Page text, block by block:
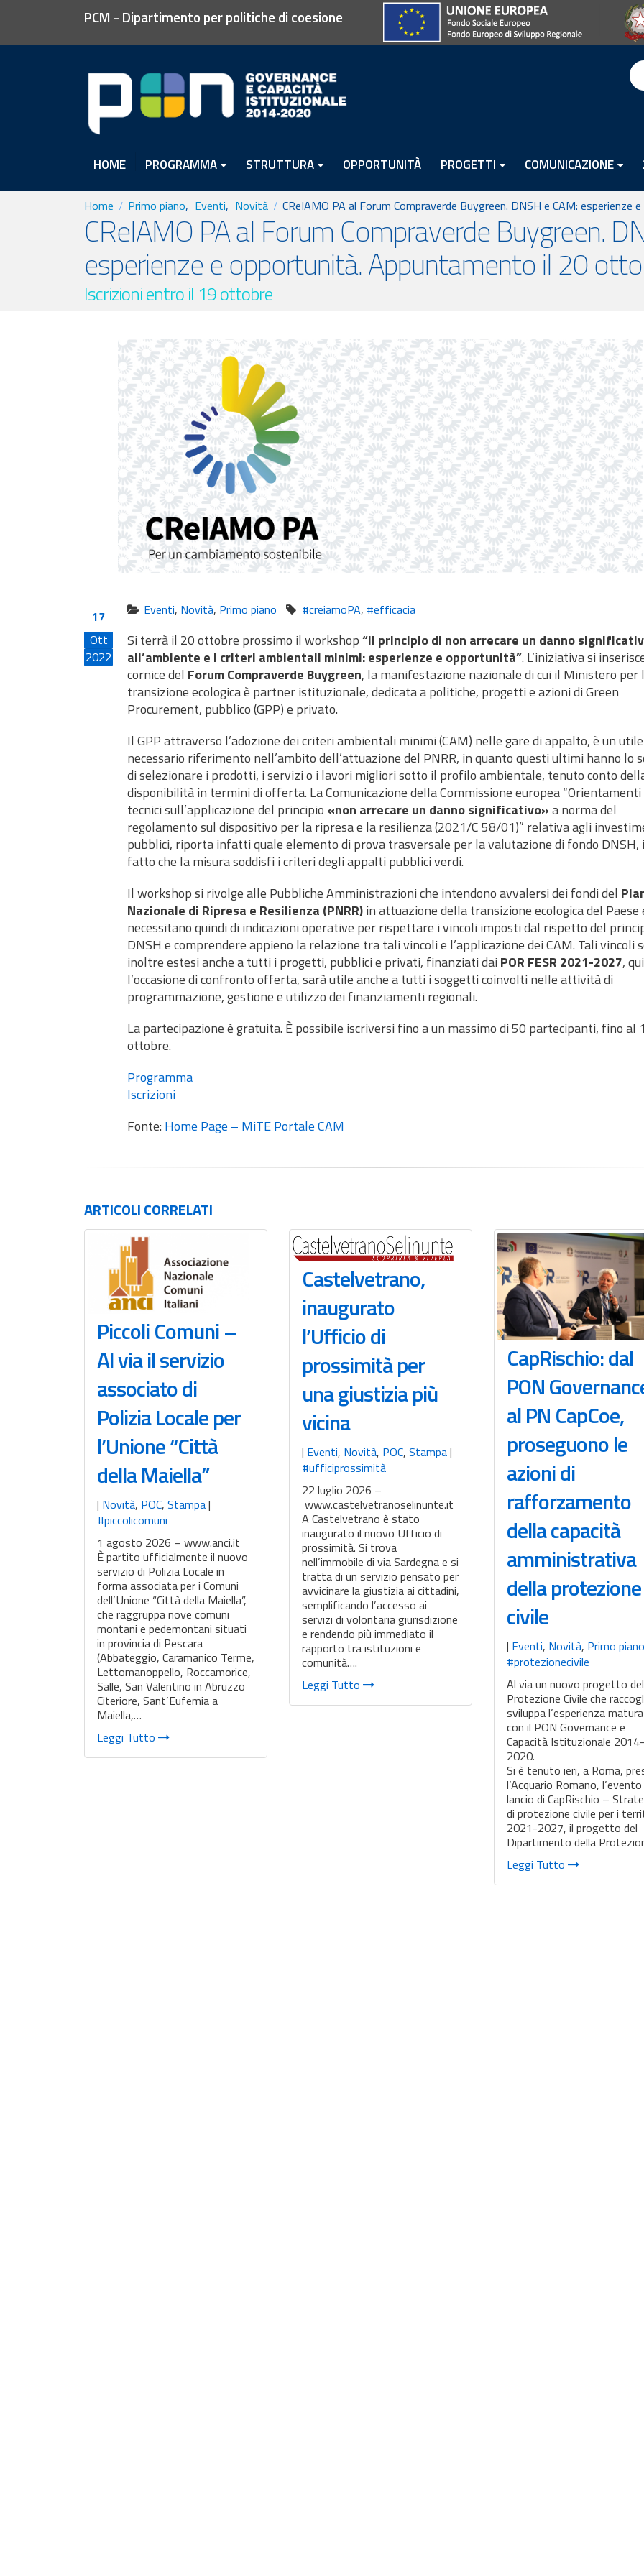
PCM - Dipartimento per politiche di coesione
HOME PROGRAMMA STRUTTURA OPPORTUNITÀ PROGETTI COMUNICAZIONE
Home Primo piano, Eventi, Novità CReIAMO PA al Forum Compraverde Buygreen. DNSH e CAM:
CReIAMO PA al Forum Compraverde Buygreen.
esperienze e opportunità. Appuntamento il 20
Iscrizioni entro il 19 ottobre
17
Ott
2022
Eventi, Novità, Primo piano #creiamoPA, #efficacia
Si terrà il 20 ottobre prossimo il workshop“Il principio di non arrecare un danno
all’ambiente e i criteri ambientali minimi: esperienze e opportunità”. L’iniziativa si
cornice del Forum Compraverde Buygreen, la manifestazione nazionale di cui il Ministero per
transizione ecologica è partner istituzionale, dedicata a politiche, progetti e azioni di Green
Procurement, pubblico (GPP) e privato.
Il GPP attraverso l’adozione dei criteri ambientali minimi (CAM) nelle gare di appalto, è un
necessario riferimento nell’ambito dell’attuazione del PNRR, in quanto questi ultimi hanno lo
di selezionare i prodotti, i servizi o i lavori migliori sotto il profilo ambientale, tenuto conto
disponibilità in termini di offerta. La Comunicazione della Commissione europea “Orientamenti
tecnici sull’applicazione del principio «non arrecare un danno significativo»a norma del
regolamento sul dispositivo per la ripresa e la resilienza (2021/C 58/01)” relativa agli
pubblici, riporta infatti quale elemento di prova trasversale per la valutazione di fondo DNSH,
fatto che la misura soddisfi i criteri degli appalti pubblici verdi.
Il workshop si rivolge alle Pubbliche Amministrazioni che intendono avvalersi dei fondi del
Nazionale di Ripresa e Resilienza (PNRR)in attuazione della transizione ecologica del Paese
necessitano quindi di indicazioni operative per rispettare i vincoli imposti dal rispetto del
DNSH e comprendere appieno la relazione tra tali vincoli e l’applicazione dei CAM. Tali vincoli
inoltre estesi anche a tutti i progetti, pubblici e privati, finanziati dai POR FESR 2021-2027,
l’occasione di confronto offerta, sarà utile anche a tutti i soggetti coinvolti nelle attività di
programmazione, gestione e utilizzo dei finanziamenti regionali.
La partecipazione è gratuita. È possibile iscriversi fino a un massimo di 50 partecipanti, fino al
ottobre.
Programma
Iscrizioni
Fonte: Home Page – MiTE Portale CAM
ARTICOLICORRELATI
Piccoli Comuni –
Al via il servizio
associato di
Polizia Locale per
l’Unione “Città
della Maiella”
| Novità, POC, Stampa|
#piccolicomuni
1 agosto 2026 – www.anci.it
È partito ufficialmente il nuovo
servizio di Polizia Locale in
forma associata per i Comuni
dell’Unione “Città della Maiella”,
che raggruppa nove comuni
montani e pedemontani situati
in provincia di Pescara
(Abbateggio, Caramanico Terme,
Lettomanoppello, Roccamorice,
Salle, San Valentino in Abruzzo
Citeriore, Sant’Eufemia a
Maiella,…
Leggi Tutto
Castelvetrano,
inaugurato
l’Ufficio di
prossimità per
una giustizia più
vicina
| Eventi, Novità, POC, Stampa|
#ufficiprossimità
22 luglio 2026 –
www.castelvetranoselinunte.it
A Castelvetrano è stato
inaugurato il nuovo Ufficio di
prossimità. Si trova
nell’immobile di via Sardegna e si
tratta di un servizio pensato per
avvicinare la giustizia ai cittadini,
semplificando l’accesso ai
servizi di volontaria giurisdizione
e rendendo più immediato il
rapporto tra istituzioni e
comunità….
Leggi Tutto
CapRischio: dal
PON
al PN CapCoe,
proseguono le
azioni di
rafforzamento
della capacità
amministrativa
della protezione
civile
| Eventi, Novità, Primo piano
#protezionecivile
Al via un nuovo progetto
Protezione Civile che
sviluppa l’esperienza
con il PON Governance e
Capacità Istituzionale 2014-
2020.
Si è tenuto ieri, a Roma,
l’Acquario Romano,
lancio di CapRischio –
di protezione civile per i
2021-2027, il progetto del
Dipartimento della
Leggi Tutto